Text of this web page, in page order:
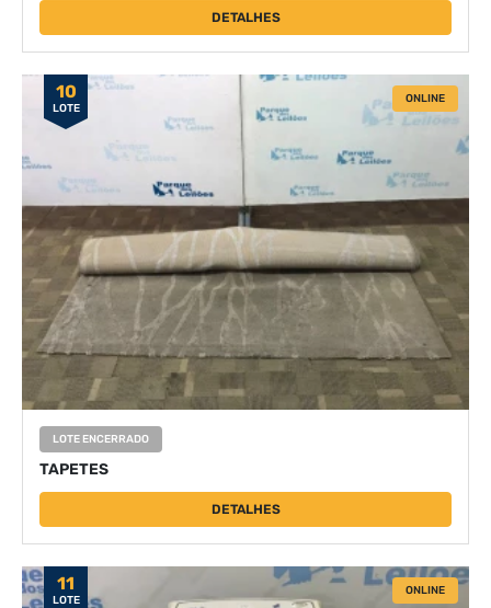
DETALHES
10
LOTE
ONLINE
LOTE ENCERRADO
TAPETES
DETALHES
11
LOTE
ONLINE